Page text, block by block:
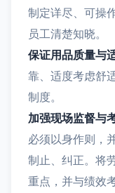
制定详尽、可操
员工清楚知晓。
保证用品质量与
靠、适度考虑舒
制度。
加强现场监督与
必须以身作则，
制止、纠正。将
重点，并与绩效